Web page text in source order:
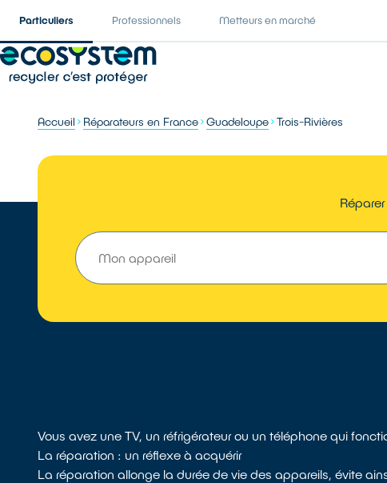
Particuliers Professionnels Metteurs en marché
Accueil Réparateurs en France Guadeloupe Trois-Rivières
Vous avez une TV, un réfrigérateur ou un téléphone qui
La réparation : un réflexe à acquérir
La réparation allonge la durée de vie des appareils, évite